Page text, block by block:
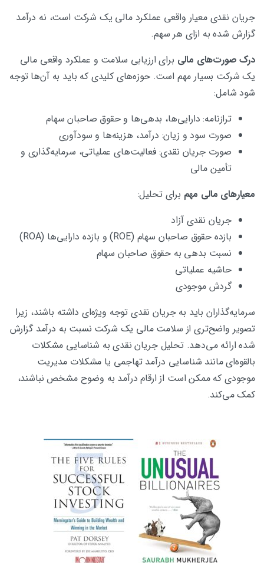
جریان نقدی معیار واقعی عملکرد مالی یک شرکت است، نه درآمد
گزارش شده به ازای هر سهم.
درک صورت‌های مالی برای ارزیابی سلامت و عملکرد واقعی مالی
یک شرکت بسیار مهم است. حوزه‌های کلیدی که باید به آن‌ها توجه
شود شامل:
ترازنامه: دارایی‌ها، بدهی‌ها و حقوق صاحبان سهام
صورت سود و زیان: درآمد، هزینه‌ها و سودآوری
صورت جریان نقدی: فعالیت‌های عملیاتی، سرمایه‌گذاری و
تأمین مالی
معیارهای مالی مهم برای تحلیل:
جریان نقدی آزاد
بازده حقوق صاحبان سهام (ROE) و بازده دارایی‌ها (ROA)
نسبت بدهی به حقوق صاحبان سهام
حاشیه عملیاتی
گردش موجودی
سرمایه‌گذاران باید به جریان نقدی توجه ویژه‌ای داشته باشند، زیرا
تصویر واضح‌تری از سلامت مالی یک شرکت نسبت به درآمد گزارش
شده ارائه می‌دهد. تحلیل جریان نقدی به شناسایی مشکلات
بالقوه‌ای مانند شناسایی درآمد تهاجمی یا مشکلات مدیریت
موجودی که ممکن است از ارقام درآمد به وضوح مشخص نباشند،
کمک می‌کند.